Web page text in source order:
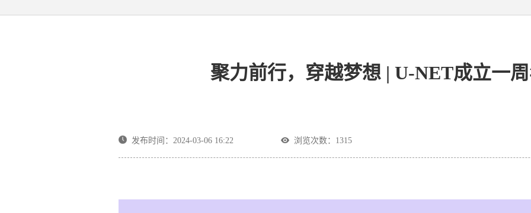
聚力前行，穿越梦想 | U-NET成立一
发布时间：2024-03-06 16:22 浏览次数： 1315